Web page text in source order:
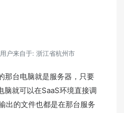
用户来自于: 浙江省杭州市
那台电脑就是服务器，只要
脑就可以在SaaS环境直接调
出的文件也都是在那台服务